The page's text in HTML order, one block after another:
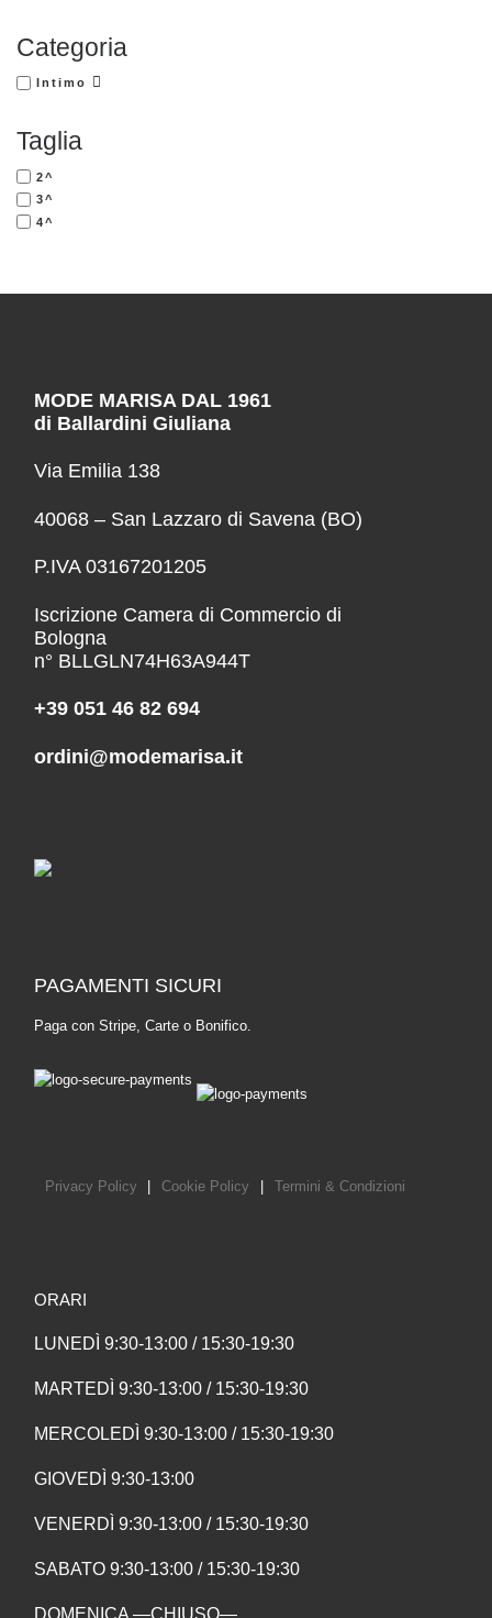
Categoria
Intimo
Taglia
2^
3^
4^
MODE MARISA DAL 1961
di Ballardini Giuliana
Via Emilia 138
40068 – San Lazzaro di Savena (BO)
P.IVA 03167201205
Iscrizione Camera di Commercio di
Bologna
n° BLLGLN74H63A944T
+39 051 46 82 694
ordini@modemarisa.it
PAGAMENTI SICURI
Paga con Stripe, Carte o Bonifico.
Privacy Policy Cookie Policy Termini & Condizioni
ORARI
LUNEDÌ 9:30-13:00 / 15:30-19:30
MARTEDÌ 9:30-13:00 / 15:30-19:30
MERCOLEDÌ 9:30-13:00 / 15:30-19:30
GIOVEDÌ 9:30-13:00
VENERDÌ 9:30-13:00 / 15:30-19:30
SABATO 9:30-13:00 / 15:30-19:30